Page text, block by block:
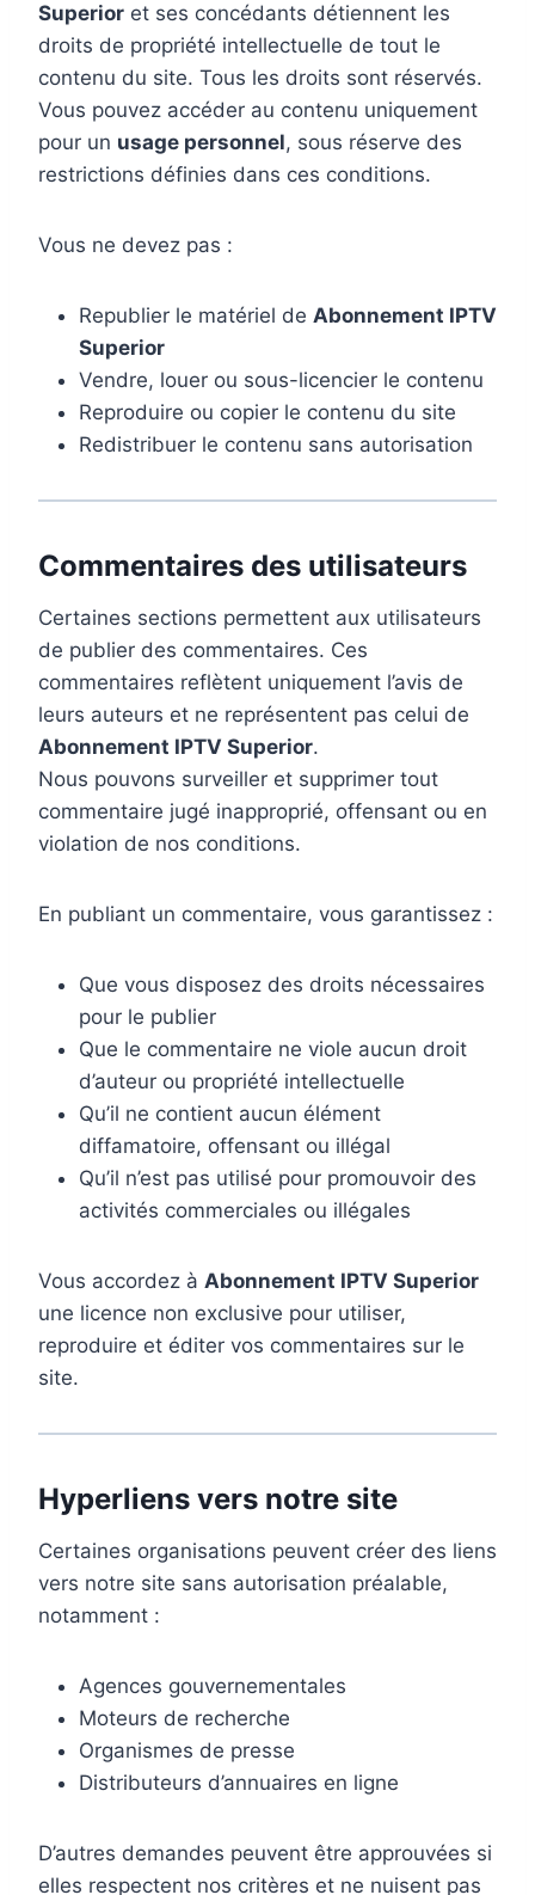
Superior et ses concédants détiennent les
droits de propriété intellectuelle de tout le
contenu du site. Tous les droits sont réservés.
Vous pouvez accéder au contenu uniquement
pour un usage personnel, sous réserve des
restrictions définies dans ces conditions.
Vous ne devez pas :
Republier le matériel de Abonnement IPTV
Superior
Vendre, louer ou sous-licencier le contenu
Reproduire ou copier le contenu du site
Redistribuer le contenu sans autorisation
Commentaires des utilisateurs
Certaines sections permettent aux utilisateurs
de publier des commentaires. Ces
commentaires reflètent uniquement l’avis de
leurs auteurs et ne représentent pas celui de
Abonnement IPTV Superior.
Nous pouvons surveiller et supprimer tout
commentaire jugé inapproprié, offensant ou en
violation de nos conditions.
En publiant un commentaire, vous garantissez :
Que vous disposez des droits nécessaires
pour le publier
Que le commentaire ne viole aucun droit
d’auteur ou propriété intellectuelle
Qu’il ne contient aucun élément
diffamatoire, offensant ou illégal
Qu’il n’est pas utilisé pour promouvoir des
activités commerciales ou illégales
Vous accordez à Abonnement IPTV Superior
une licence non exclusive pour utiliser,
reproduire et éditer vos commentaires sur le
site.
Hyperliens vers notre site
Certaines organisations peuvent créer des liens
vers notre site sans autorisation préalable,
notamment :
Agences gouvernementales
Moteurs de recherche
Organismes de presse
Distributeurs d’annuaires en ligne
D’autres demandes peuvent être approuvées si
elles respectent nos critères et ne nuisent pas